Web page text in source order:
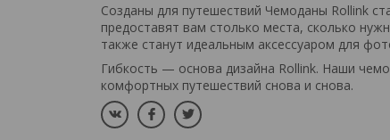
Созданы для путешествий Чемоданы Rollink
предоставят вам столько места, сколько
также станут идеальным аксессуаром для
Гибкость — основа дизайна Rollink. Наши
комфортных путешествий снова и снова.